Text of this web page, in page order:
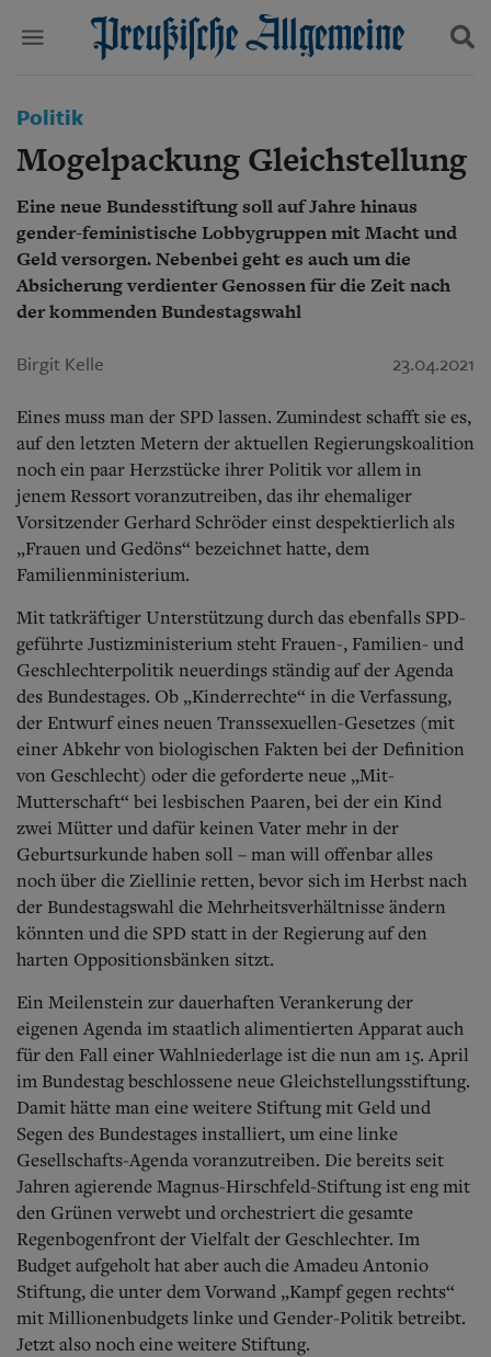
Start
Wer wir sind
Aktuelle Ausgabe
Abonnenten-Login
Abonnent werden
Abo Prämien
Mediadaten
Wirtschaft
Panorama
Gesellschaft
Leben
Geschichte
Ostpreußen
Pommern
Berlin-Brandenburg
Bücher
Kontakt
Impressum
Datenschutz
Suchen und finden
Politik
Mogelpackung Gleichstellung
Eine neue Bundesstiftung soll auf Jahre hinaus
gender-feministische Lobbygruppen mit Macht und
Geld versorgen. Nebenbei geht es auch um die
Absicherung verdienter Genossen für die Zeit nach
der kommenden Bundestagswahl
Birgit Kelle 23.04.2021
Eines muss man der SPD lassen. Zumindest schafft sie es,
auf den letzten Metern der aktuellen Regierungskoalition
noch ein paar Herzstücke ihrer Politik vor allem in
jenem Ressort voranzutreiben, das ihr ehemaliger
Vorsitzender Gerhard Schröder einst despektierlich als
„Frauen und Gedöns“ bezeichnet hatte, dem
Familienministerium.
Mit tatkräftiger Unterstützung durch das ebenfalls SPD-
geführte Justizministerium steht Frauen-, Familien- und
Geschlechterpolitik neuerdings ständig auf der Agenda
des Bundestages. Ob „Kinderrechte“ in die Verfassung,
der Entwurf eines neuen Transsexuellen-Gesetzes (mit
einer Abkehr von biologischen Fakten bei der Definition
von Geschlecht) oder die geforderte neue „Mit-
Mutterschaft“ bei lesbischen Paaren, bei der ein Kind
zwei Mütter und dafür keinen Vater mehr in der
Geburtsurkunde haben soll – man will offenbar alles
noch über die Ziellinie retten, bevor sich im Herbst nach
der Bundestagswahl die Mehrheitsverhältnisse ändern
könnten und die SPD statt in der Regierung auf den
harten Oppositionsbänken sitzt.
Ein Meilenstein zur dauerhaften Verankerung der
eigenen Agenda im staatlich alimentierten Apparat auch
für den Fall einer Wahlniederlage ist die nun am 15. April
im Bundestag beschlossene neue Gleichstellungsstiftung.
Damit hätte man eine weitere Stiftung mit Geld und
Segen des Bundestages installiert, um eine linke
Gesellschafts-Agenda voranzutreiben. Die bereits seit
Jahren agierende Magnus-Hirschfeld-Stiftung ist eng mit
den Grünen verwebt und orchestriert die gesamte
Regenbogenfront der Vielfalt der Geschlechter. Im
Budget aufgeholt hat aber auch die Amadeu Antonio
Stiftung, die unter dem Vorwand „Kampf gegen rechts“
mit Millionenbudgets linke und Gender-Politik betreibt.
Jetzt also noch eine weitere Stiftung.